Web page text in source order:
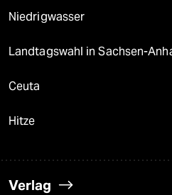
Niedrigwasser
Landtagswahl in Sachsen-
Ceuta
Hitze
Verlag